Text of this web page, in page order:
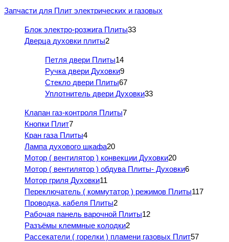
Запчасти для Плит электрических и газовых
Блок электро-розжига Плиты33
Дверца духовки плиты2
Петля двери Плиты14
Ручка двери Духовки9
Стекло двери Плиты67
Уплотнитель двери Духовки33
Клапан газ-контроля Плиты7
Кнопки Плит7
Кран газа Плиты4
Лампа духового шкафа20
Мотор ( вентилятор ) конвекции Духовки20
Мотор ( вентилятор ) обдува Плиты- Духовки6
Мотор гриля Духовки11
Переключатель ( коммутатор ) режимов Плиты117
Проводка, кабеля Плиты2
Рабочая панель варочной Плиты12
Разъёмы клеммные колодки2
Рассекатели ( горелки ) пламени газовых Плит57